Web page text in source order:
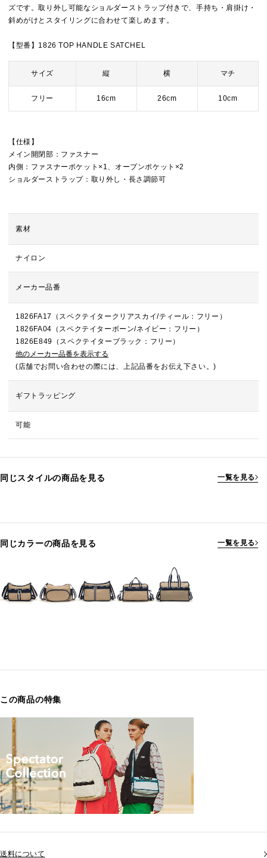
ズです。取り外し可能なショルダーストラップ付きで、手持ち・肩掛け・
斜めがけとスタイリングに合わせて楽しめます。
【型番】1826 TOP HANDLE SATCHEL
サイズ 縦 横 マチ
フリー 16cm 26cm 10cm
【仕様】
メイン開閉部：ファスナー
内側：ファスナーポケット×1、オープンポケット×2
ショルダーストラップ：取り外し・長さ調節可
素材
ナイロン
メーカー品番
1826FA17（スペクテイタークリアスカイ/ティール：フリー）
1826FA04（スペクテイターボーン/ネイビー：フリー）
1826E849（スペクテイターブラック：フリー）
他のメーカー品番を表示する
(店舗でお問い合わせの際には、上記品番をお伝え下さい。)
ギフトラッピング
可能
同じスタイルの商品を見る 一覧を見る
同じカラーの商品を見る 一覧を見る
この商品の特集
送料について